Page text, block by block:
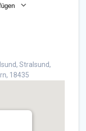
Stralsund,
18435